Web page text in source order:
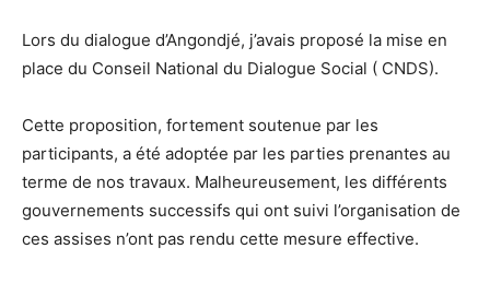
Lors du dialogue d’Angondjé, j’avais proposé la mise en
place du Conseil National du Dialogue Social ( CNDS).
Cette proposition, fortement soutenue par les
participants, a été adoptée par les parties prenantes au
terme de nos travaux. Malheureusement, les différents
gouvernements successifs qui ont suivi l’organisation de
ces assises n’ont pas rendu cette mesure effective.